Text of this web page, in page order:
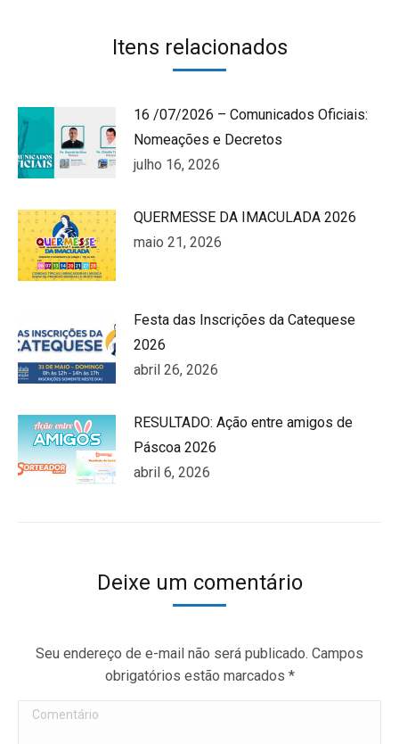
Itens relacionados
16 /07/2026 – Comunicados Oficiais:
Nomeações e Decretos
julho 16, 2026
QUERMESSE DA IMACULADA 2026
maio 21, 2026
Festa das Inscrições da Catequese
2026
abril 26, 2026
RESULTADO: Ação entre amigos de
Páscoa 2026
abril 6, 2026
Deixe um comentário
Seu endereço de e-mail não será publicado. Campos
obrigatórios estão marcados *
Comentário